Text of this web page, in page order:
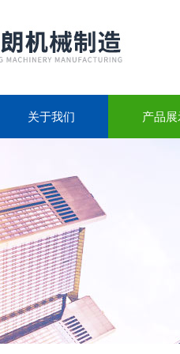
关于我们 产品